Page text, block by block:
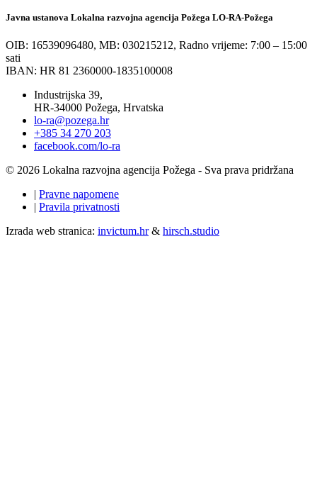
Javna ustanova Lokalna razvojna agencija Požega LO-RA-Požega
OIB: 16539096480, MB: 030215212, Radno vrijeme: 7:00 – 15:00
sati
IBAN: HR 81 2360000-1835100008
Industrijska 39,
HR-34000 Požega, Hrvatska
lo-ra@pozega.hr
+385 34 270 203
facebook.com/lo-ra
© 2026 Lokalna razvojna agencija Požega - Sva prava pridržana
| Pravne napomene
| Pravila privatnosti
Izrada web stranica: invictum.hr& hirsch.studio